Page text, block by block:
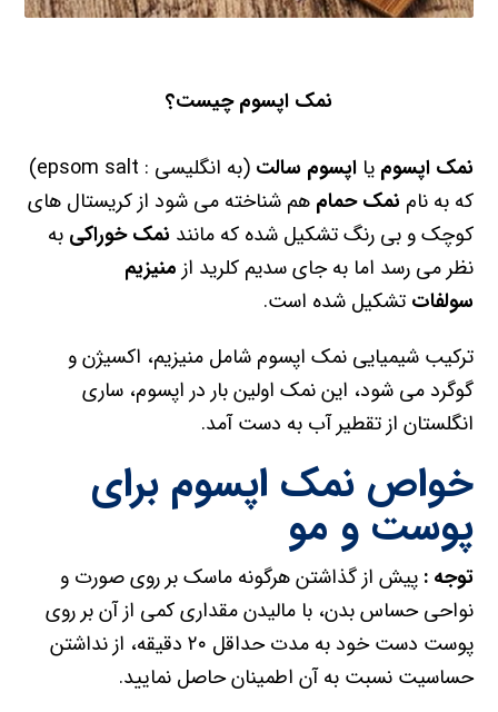
نمک اپسومچیست؟
نمک اپسوم یااپسوم سالت
(به انگلیسی : epsom salt)
که به نام نمک حمام هم شناخته می شود از کریستال های
کوچک و بی رنگ تشکیل شده که مانند نمک خوراکی به
نظر می رسد اما به جای سدیم کلرید از منیزیم
سولفات تشکیل شده است.
ترکیب شیمیایی نمک اپسوم شامل منیزیم، اکسیژن و
گوگرد می شود، این نمک اولین بار در اپسوم، ساری
انگلستان از تقطیر آب به دست آمد.
خواص نمک اپسوم برای
پوست و مو
توجه : پیش از گذاشتن هرگونه ماسک بر روی صورت و
نواحی حساس بدن، با مالیدن مقداری کمی از آن بر روی
پوست دست خود به مدت حداقل ۲۰ دقیقه، از نداشتن
حساسیت نسبت به آن اطمینان حاصل نمایید.